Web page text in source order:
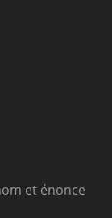
et énonce